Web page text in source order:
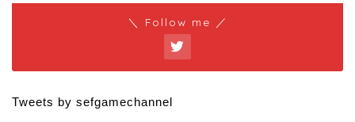
＼ Follow me ／
Tweets by sefgamechannel